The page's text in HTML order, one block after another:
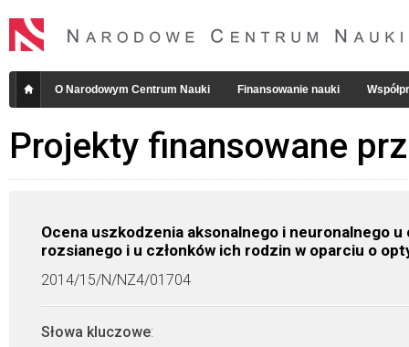
O Narodowym Centrum Nauki Finansowanie nauki
Projekty finansowane
Ocena uszkodzenia aksonalnego i neuronalnego
rozsianego i u członków ich rodzin w oparciu o
2014/15/N/NZ4/01704
Słowa kluczowe: